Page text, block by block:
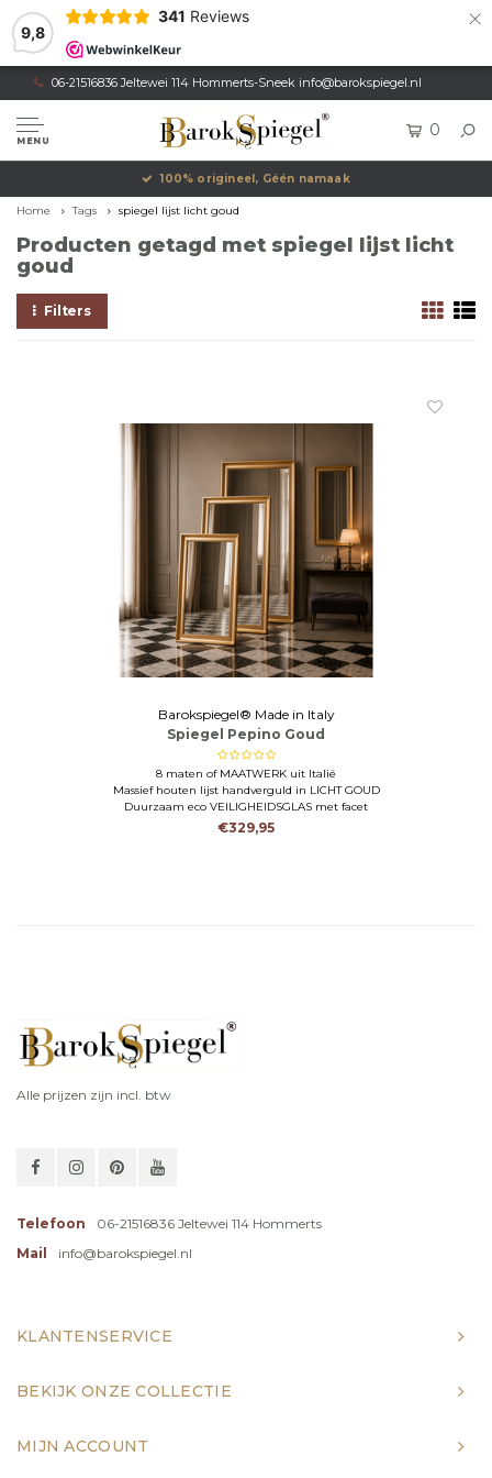
9,8
341 Reviews ×
06-21516836 Jeltewei 114 Hommerts-Sneek info@barokspiegel.nl
MENU
0
100% origineel, Géén namaak
Home Tags spiegel lijst licht goud
Producten getagd met spiegel lijst licht
goud
Filters
Barokspiegel® Made in Italy
Spiegel Pepino Goud
8 maten of MAATWERK uit Italië
Massief houten lijst handverguld in LICHT GOUD
Duurzaam eco VEILIGHEIDSGLAS met facet
€329,95
Alle prijzen zijn incl. btw
Telefoon
06-21516836 Jeltewei 114 Hommerts
Mail
info@barokspiegel.nl
KLANTENSERVICE
BEKIJK ONZE COLLECTIE
MIJN ACCOUNT